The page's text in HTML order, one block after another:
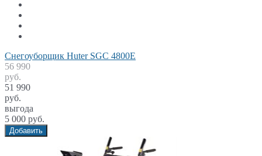
Снегоуборщик Huter SGC 4800E
56 990
руб.
51 990
руб.
выгода
5 000 руб.
Добавить